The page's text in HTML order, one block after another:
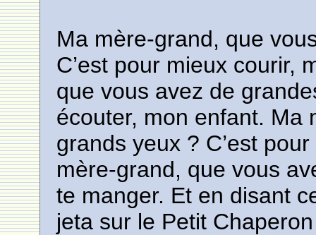
Ma mère-grand, que
C’est pour mieux courir,
que vous avez de
écouter, mon enfant. Ma
grands yeux ? C’est
mère-grand, que vous
te manger. Et en disant
jeta sur le Petit